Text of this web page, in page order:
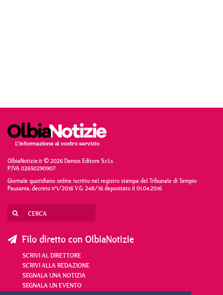
OlbiaNotizie.it © 2026 Damos Editore S.r.l.s
P.IVA 02650290907
Giornale quotidiano online iscritto nel registro stampa del Tribunale di Tempio
Pausania, decreto n°1/2016 V.G. 248/16 depositato il 01.04.2016
Filo diretto con OlbiaNotizie
SCRIVI AL DIRETTORE
SCRIVI ALLA REDAZIONE
SEGNALA UNA NOTIZIA
SEGNALA UN EVENTO